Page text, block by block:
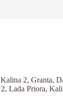
2, Granta,
Priora,